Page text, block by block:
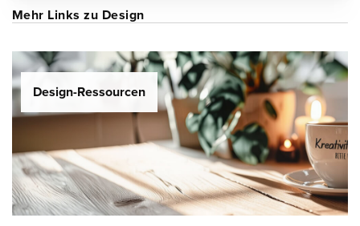
Mehr Links zu Design
Design-Ressourcen